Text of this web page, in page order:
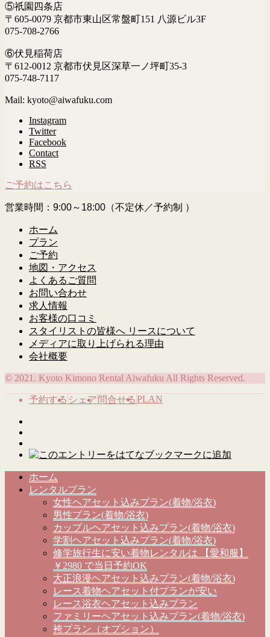
⑤祇園四条店
〒605-0079 京都市東山区常盤町151 八源ビル3F
075-708-2766
⑥伏見稲荷店
〒612-0012 京都市伏見区深草一ノ坪町35-3
075-748-7117
Mail: kyoto@aiwafuku.com
Instagram
Twitter
Facebook
Contact
RSS
ご予約はこちら
営業時間：9:00～18:00（不定休／予約制 ）
ホーム
プラン
ご予約
地図・アクセス
よくあるご質問
お問い合わせ
求人情報
お客様の口コミ
スタイリストの皆様へ リースについて
メディアに取り上げられる理由
会社概要
© 2021. Kyoto Kimono Rental Aiwafuku All Rights Reserved.
予約する シェア 問合せるPLAN
ホーム
レンタルプラン
女性ヘアセット込みプラン(着物/浴衣)
男性プラン(着物/浴衣)
カップルヘアセット込みプラン(着物/浴衣)
学割ヘアセット込みプラン(着物/浴衣)
修学旅行生に安い着物レンタルは 【愛和服】
￥2980 で当日予約OK
大正浪漫ヘアセット込みプラン(着物/浴衣)
レース着物ヘアセット付プランが安い
レース浴衣ヘアセット込みプラン
ファミリーヘアセット込みプラン(着物/浴衣)
袴プラン（オプション）